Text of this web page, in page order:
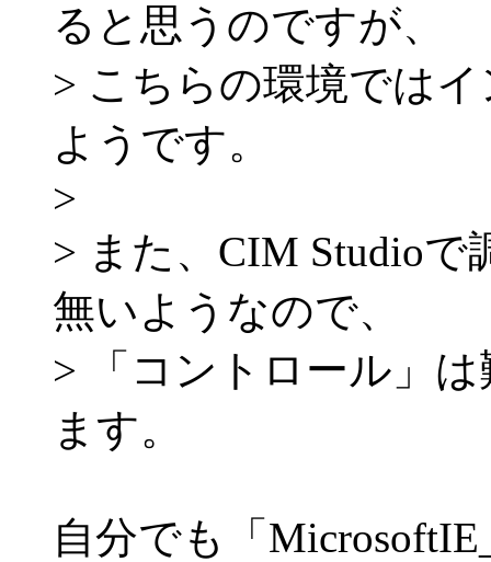
ると思うのですが、
> こちらの環境では
ようです。
>
> また、CIM Studio
無いようなので、
> 「コントロール」
ます。
自分でも「